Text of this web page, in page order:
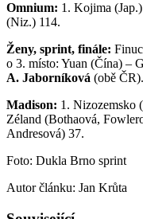
Omnium: 1. Kojima
(Niz.) 114.
Ženy, sprint, finále:
o 3. místo: Yuan (Čína) –
A. Jaborníková (obě ČR).
Madison: 1. Nizozemsko
Zéland (Bothaová,
Andresová) 37.
Foto: Dukla Brno sprint
Autor článku: Jan Krůta